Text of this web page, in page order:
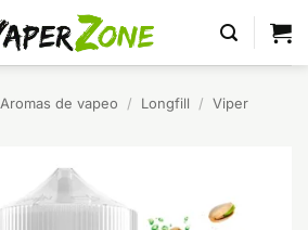
Aromas de vapeo / Longfill / Viper